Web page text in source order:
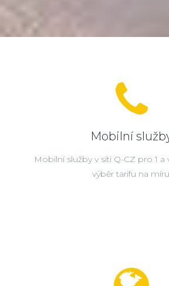
Mobilní
Mobilní služby v síti Q-CZ pro 1 a
výběr tarifu na